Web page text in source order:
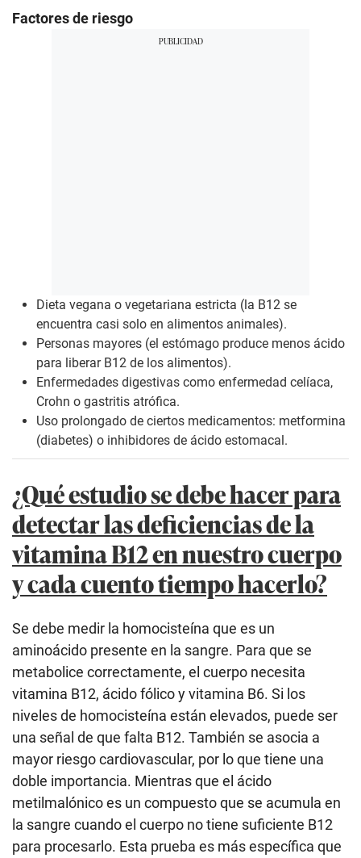
Factores de riesgo
Dieta vegana o vegetariana estricta (la B12 se
encuentra casi solo en alimentos animales).
Personas mayores (el estómago produce menos ácido
para liberar B12 de los alimentos).
Enfermedades digestivas como enfermedad celíaca,
Crohn o gastritis atrófica.
Uso prolongado de ciertos medicamentos: metformina
(diabetes) o inhibidores de ácido estomacal.
¿Qué estudio se debe hacer para
detectar las deficiencias de la
vitamina B12 en nuestro cuerpo
y cada cuento tiempo hacerlo?
Se debe medir la homocisteína que es un
aminoácido presente en la sangre. Para que se
metabolice correctamente, el cuerpo necesita
vitamina B12, ácido fólico y vitamina B6. Si los
niveles de homocisteína están elevados, puede ser
una señal de que falta B12. También se asocia a
mayor riesgo cardiovascular, por lo que tiene una
doble importancia. Mientras que el ácido
metilmalónico es un compuesto que se acumula en
la sangre cuando el cuerpo no tiene suficiente B12
para procesarlo. Esta prueba es más específica que